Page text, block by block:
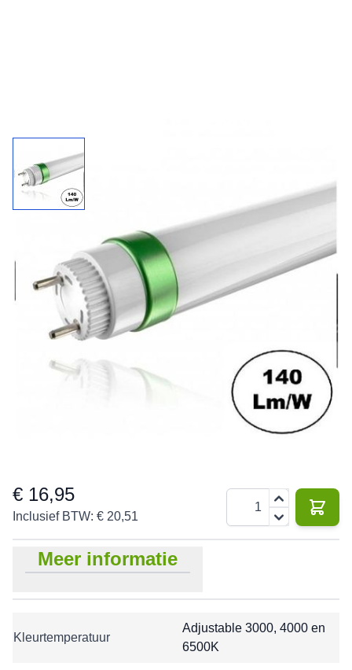
LED tube 120 cm
Deze hoogwaardige kwaliteit Led Tube 120cm is gemaakt
van aluminium met milky cover. De Led Tube heeft een
verbruik van 20w en maar liefst 2660 -3080 Lumen!
Dankzij deze hoge lumen vervangt de Led Tube 20w
120cm de huidige 36w TL buizen.
€ 16,95
Inclusief BTW: € 20,51
Meer informatie
Kleurtemperatuur
Adjustable 3000, 4000 en
6500K